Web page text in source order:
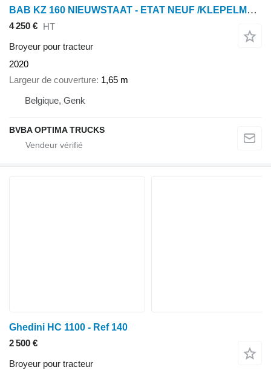
BAB KZ 160 NIEUWSTAAT - ETAT NEUF /KLEPELMAAIER
4 250 € HT
Broyeur pour tracteur
2020
Largeur de couverture 1,65 m
Belgique, Genk
BVBA OPTIMA TRUCKS
Ghedini HC 1100 - Ref 140
2 500 €
Broyeur pour tracteur